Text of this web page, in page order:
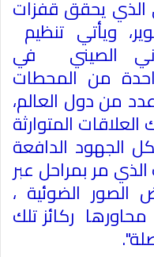
الذي يحقق قفزات
ويأتي تنظيم
الصيني في
من المحطات
من دول العالم،
العلاقات المتوارثة
الجهود الدافعة
مر بمراحل عبر
الضوئية ،
ركائز تلك